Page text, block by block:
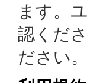
ます。
認くだ
ださい。